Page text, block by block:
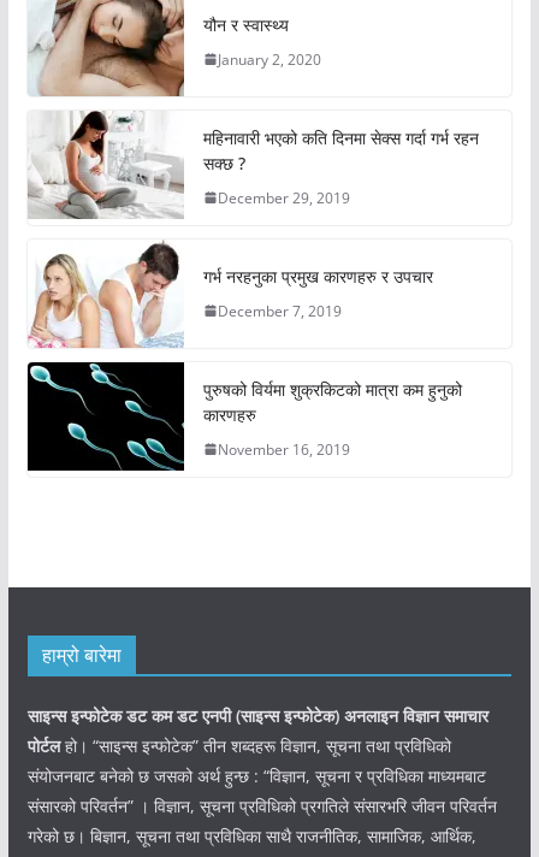
यौन र स्वास्थ्य
January 2, 2020
महिनावारी भएको कति दिनमा सेक्स गर्दा गर्भ रहन
सक्छ ?
December 29, 2019
गर्भ नरहनुका प्रमुख कारणहरु र उपचार
December 7, 2019
पुरुषको विर्यमा शुक्रकिटको मात्रा कम हुनुको
कारणहरु
November 16, 2019
हाम्रो बारेमा
साइन्स इन्फोटेक डट कम डट एनपी (साइन्सइन्फोटेक) अनलाइन विज्ञान समाचार
पोर्टलहो। “साइन्स इन्फोटेक” तीन शब्दहरू विज्ञान, सूचना तथा प्रविधिको
संयोजनबाट बनेको छ जसको अर्थ हुन्छ : “विज्ञान, सूचना र प्रविधिका माध्यमबाट
संसारको परिवर्तन” । विज्ञान, सूचना प्रविधिको प्रगतिले संसारभरि जीवन परिवर्तन
गरेको छ। बिज्ञान, सूचना तथा प्रविधिका साथै राजनीतिक, सामाजिक, आर्थिक,